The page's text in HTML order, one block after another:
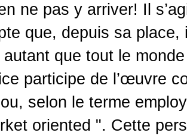
ne pas y arriver! Il
que, depuis sa place,
autant que tout le
participe de l’œuvre
selon le terme
oriented ". Cette